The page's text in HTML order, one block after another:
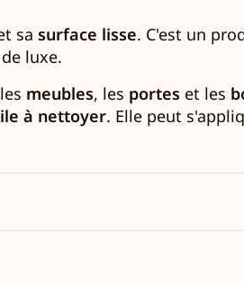
sa surface lisse. C'est un
luxe.
meubles, les portes et les
à nettoyer. Elle peut